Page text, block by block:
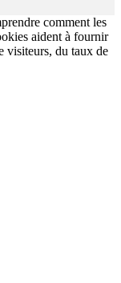
comment les
aident à fournir
visiteurs, du taux de